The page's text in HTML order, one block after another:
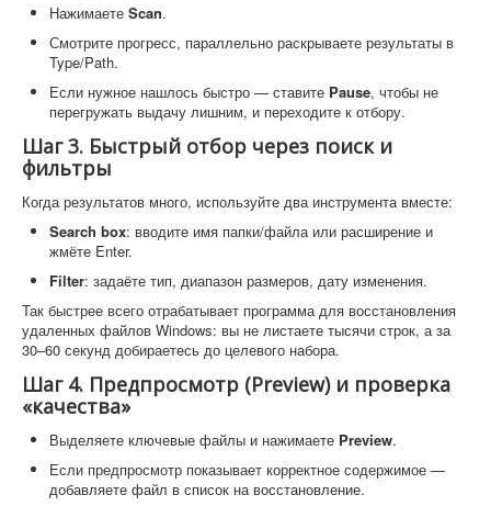
Нажимаете Scan.
Смотрите прогресс, параллельно раскрываете результаты в
Type/Path.
Если нужное нашлось быстро — ставите Pause, чтобы не
перегружать выдачу лишним, и переходите к отбору.
Шаг 3. Быстрый отбор через поиск и
фильтры
Когда результатов много, используйте два инструмента вместе:
Search box: вводите имя папки/файла или расширение и
жмёте Enter.
Filter: задаёте тип, диапазон размеров, дату изменения.
Так быстрее всего отрабатывает программа для восстановления
удаленных файлов Windows: вы не листаете тысячи строк, а за
30–60 секунд добираетесь до целевого набора.
Шаг 4. Предпросмотр (Preview) и проверка
«качества»
Выделяете ключевые файлы и нажимаете Preview.
Если предпросмотр показывает корректное содержимое —
добавляете файл в список на восстановление.